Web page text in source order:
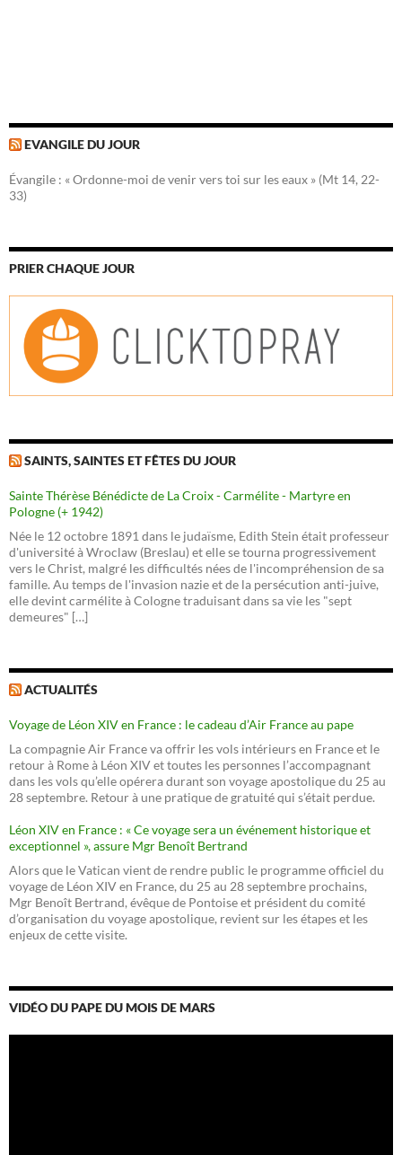
EVANGILE DU JOUR
Évangile : « Ordonne-moi de venir vers toi sur les eaux » (Mt 14, 22-
33)
PRIER CHAQUE JOUR
SAINTS, SAINTES ET FÊTES DU JOUR
Sainte Thérèse Bénédicte de La Croix - Carmélite - Martyre en
Pologne (+ 1942)
Née le 12 octobre 1891 dans le judaïsme, Edith Stein était professeur
d'université à Wroclaw (Breslau) et elle se tourna progressivement
vers le Christ, malgré les difficultés nées de l'incompréhension de sa
famille. Au temps de l'invasion nazie et de la persécution anti-juive,
elle devint carmélite à Cologne traduisant dans sa vie les "sept
demeures" […]
ACTUALITÉS
Voyage de Léon XIV en France : le cadeau d’Air France au pape
La compagnie Air France va offrir les vols intérieurs en France et le
retour à Rome à Léon XIV et toutes les personnes l’accompagnant
dans les vols qu’elle opérera durant son voyage apostolique du 25 au
28 septembre. Retour à une pratique de gratuité qui s’était perdue.
Léon XIV en France : « Ce voyage sera un événement historique et
exceptionnel », assure Mgr Benoît Bertrand
Alors que le Vatican vient de rendre public le programme officiel du
voyage de Léon XIV en France, du 25 au 28 septembre prochains,
Mgr Benoît Bertrand, évêque de Pontoise et président du comité
d’organisation du voyage apostolique, revient sur les étapes et les
enjeux de cette visite.
VIDÉO DU PAPE DU MOIS DE MARS